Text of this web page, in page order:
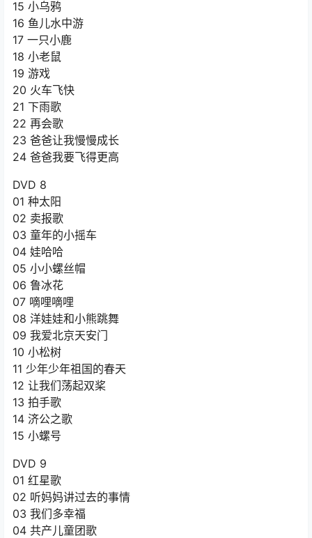
15 小乌鸦
16 鱼儿水中游
17 一只小鹿
18 小老鼠
19 游戏
20 火车飞快
21 下雨歌
22 再会歌
23 爸爸让我慢慢成长
24 爸爸我要飞得更高
DVD 8
01 种太阳
02 卖报歌
03 童年的小摇车
04 娃哈哈
05 小小螺丝帽
06 鲁冰花
07 嘀哩嘀哩
08 洋娃娃和小熊跳舞
09 我爱北京天安门
10 小松树
11 少年少年祖国的春天
12 让我们荡起双桨
13 拍手歌
14 济公之歌
15 小螺号
DVD 9
01 红星歌
02 听妈妈讲过去的事情
03 我们多幸福
04 共产儿童团歌